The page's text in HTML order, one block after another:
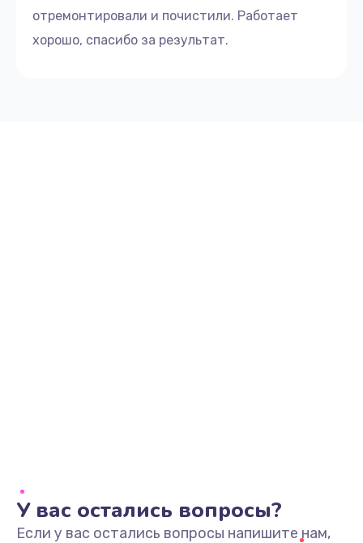
отремонтировали и почистили. Работает
хорошо, спасибо за результат.
У вас остались вопросы?
Если у вас остались вопросы напишите нам,